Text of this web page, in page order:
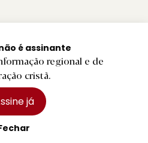
é assinante
regional e de
cristã.
já